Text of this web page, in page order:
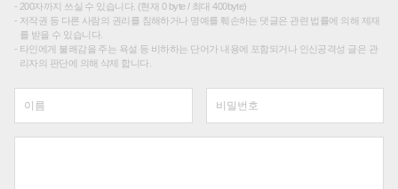
200자까지 쓰실 수 있습니다. (현재 0 byte / 최대 400byte)
저작권 등 다른 사람의 권리를 침해하거나 명예를 훼손하는 댓글은 관련 법률에 의해 제재
를 받을 수 있습니다.
타인에게 불쾌감을 주는 욕설 등 비하하는 단어가 내용에 포함되거나 인신공격성 글은 관
리자의 판단에 의해 삭제 합니다.